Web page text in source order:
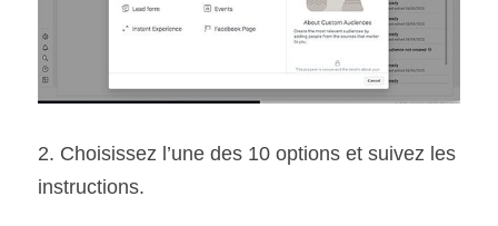
2. Choisissez l’une des 10 options et suivez les
instructions.